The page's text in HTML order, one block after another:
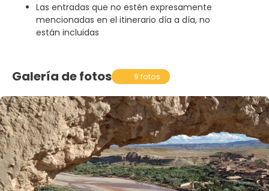
Las entradas que no estén expresamente
mencionadas en el itinerario día a día, no
están incluidas
Galería de fotos 9 fotos